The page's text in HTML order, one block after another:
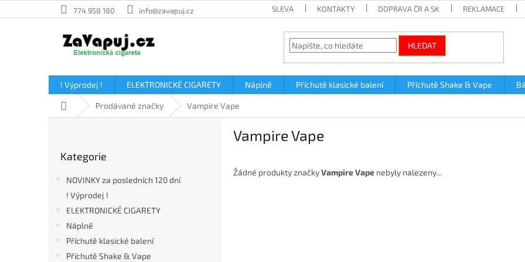
na
774 958 180 info@zavapuj.cz SLEVA KONTAKTY DOPRAVA ČR A SK REKLAMACE
HLEDAT
! Výprodej ! ELEKTRONICKÉ CIGARETY Náplně Příchutě klasické balení Příchutě Shake & Vape
Domů Prodávané značky Vampire Vape
kategorie
Kategorie
NOVINKY za posledních 120 dní
! Výprodej !
ELEKTRONICKÉ CIGARETY
Náplně
Příchutě klasické balení
Příchutě Shake & Vape
Vampire Vape
Žádné produkty značkyVampire Vape nebyly nalezeny...